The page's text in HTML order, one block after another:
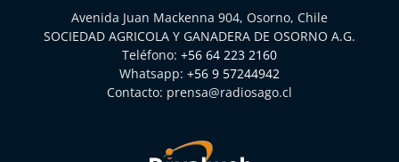
Avenida Juan Mackenna 904, Osorno, Chile
SOCIEDAD AGRICOLA Y GANADERA DE OSORNO A.G.
Teléfono: +56 64 223 2160
Whatsapp: +56 9 57244942
Contacto: prensa@radiosago.cl